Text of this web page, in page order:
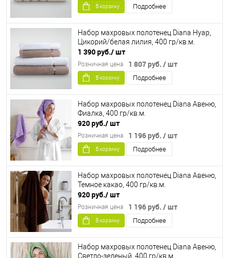
В корзину Подробнее
Набор махровых полотенец Diana Нуар,
Цикорий/белая лилия, 400 гр/кв.м.
1 390 руб./ шт
1 807 руб. / шт
Розничная цена
В корзину Подробнее
Набор махровых полотенец Diana Авеню,
Фиалка, 400 гр/кв.м.
920 руб./ шт
1 196 руб. / шт
Розничная цена
В корзину Подробнее
Набор махровых полотенец Diana Авеню,
Темное какао, 400 гр/кв.м.
920 руб./ шт
1 196 руб. / шт
Розничная цена
В корзину Подробнее
Набор махровых полотенец Diana Авеню,
Светло-зеленый, 400 гр/кв.м.